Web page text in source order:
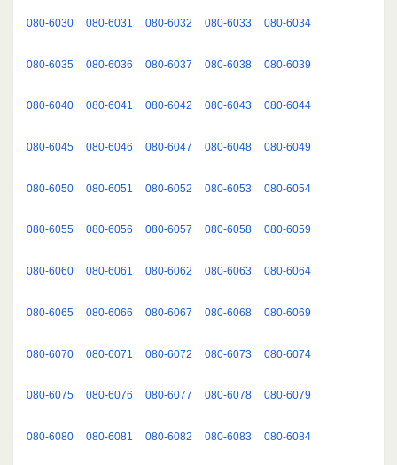
080-6030 080-6031 080-6032 080-6033 080-6034
080-6035 080-6036 080-6037 080-6038 080-6039
080-6040 080-6041 080-6042 080-6043 080-6044
080-6045 080-6046 080-6047 080-6048 080-6049
080-6050 080-6051 080-6052 080-6053 080-6054
080-6055 080-6056 080-6057 080-6058 080-6059
080-6060 080-6061 080-6062 080-6063 080-6064
080-6065 080-6066 080-6067 080-6068 080-6069
080-6070 080-6071 080-6072 080-6073 080-6074
080-6075 080-6076 080-6077 080-6078 080-6079
080-6080 080-6081 080-6082 080-6083 080-6084